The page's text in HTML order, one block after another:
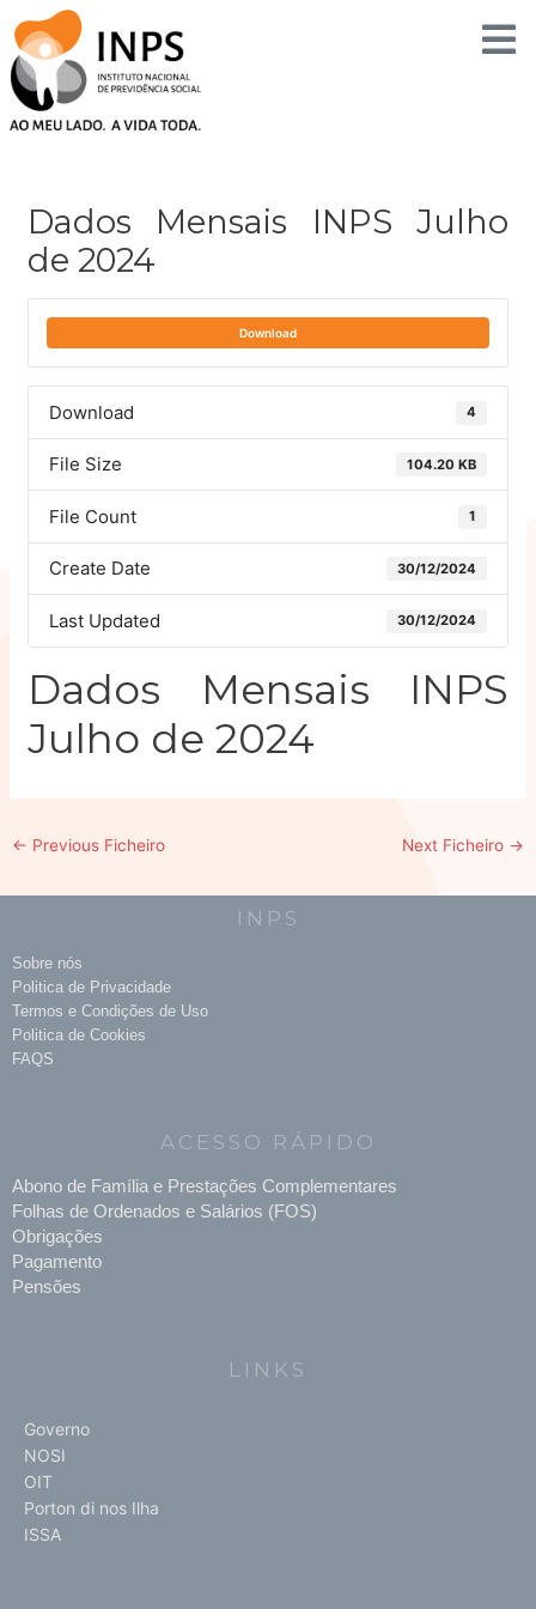
to
content
Dados Mensais INPS Julho
de 2024
Download
Download 4
File Size 104.20 KB
File Count 1
Create Date 30/12/2024
Last Updated 30/12/2024
Dados Mensais INPS
Julho de 2024
← Previous Ficheiro Next Ficheiro →
INPS
Sobre nós
Politica de Privacidade
Termos e Condições de Uso
Politica de Cookies
FAQS
ACESSO RÁPIDO
Abono de Família e Prestações Complementares
Folhas de Ordenados e Salários (FOS)
Obrigações
Pagamento
Pensões
LINKS
Governo
NOSI
OIT
Porton di nos Ilha
ISSA